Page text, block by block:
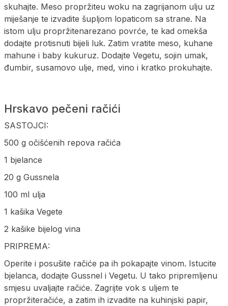
skuhajte. Meso propržiteu woku na zagrijanom ulju uz
miješanje te izvadite šupljom lopaticom sa strane. Na
istom ulju propržitenarezano povrće, te kad omekša
dodajte protisnuti bijeli luk. Zatim vratite meso, kuhane
mahune i baby kukuruz. Dodajte Vegetu, sojin umak,
đumbir, susamovo ulje, med, vino i kratko prokuhajte.
Hrskavo pečeni račići
SASTOJCI:
500 g očišćenih repova račića
1 bjelance
20 g Gussnela
100 ml ulja
1 kašika Vegete
2 kašike bijelog vina
PRIPREMA:
Operite i posušite račiće pa ih pokapajte vinom. Istucite
bjelanca, dodajte Gussnel i Vegetu. U tako pripremljenu
smjesu uvaljajte račiće. Zagrijte vok s uljem te
propržiteračiće, a zatim ih izvadite na kuhinjski papir,